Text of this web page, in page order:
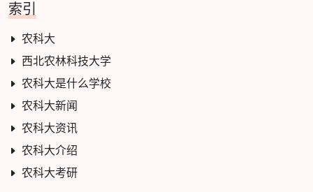
索引
农科大
西北农林科技大学
农科大是什么学校
农科大新闻
农科大资讯
农科大介绍
农科大考研